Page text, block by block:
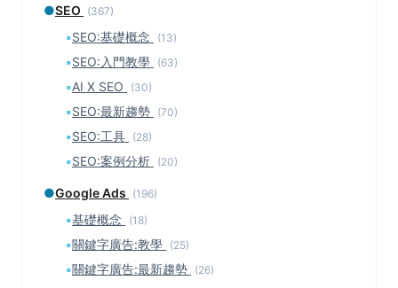
●SEO (367)
▪SEO:基礎概念 (13)
▪SEO:入門教學 (63)
▪AI X SEO (30)
▪SEO:最新趨勢 (70)
▪SEO:工具 (28)
▪SEO:案例分析 (20)
●Google Ads (196)
▪基礎概念 (18)
▪關鍵字廣告:教學 (25)
▪關鍵字廣告:最新趨勢 (26)